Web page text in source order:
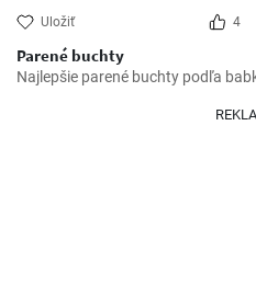
Uložiť 4
Parené buchty
Najlepšie parené buchty podľa